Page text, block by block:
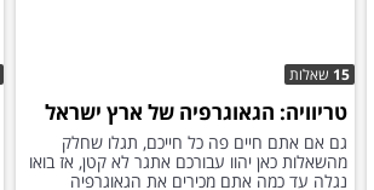
15 שאלות
טריוויה: הגאוגרפיה של ארץ ישראל
גם אם אתם חיים פה כל חייכם, תגלו שחלק
מהשאלות כאן יהוו עבורכם אתגר לא קטן, אז בואו
נגלה עד כמה אתם מכירים את הגאוגרפיה